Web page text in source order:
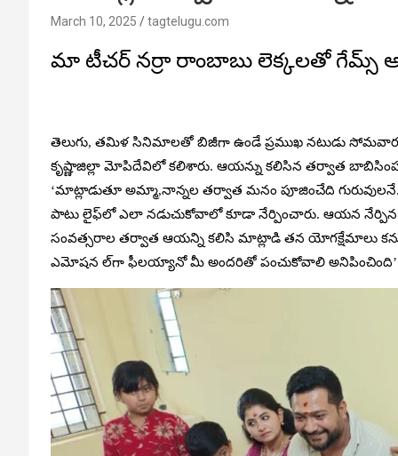
March 10, 2025 tagtelugu.com
మా టీచర్‌ నర్రా రాంబాబు లెక్కలతో గేమ్స్‌
తెలుగు, తమిళ సినిమాలతో బిజీగా ఉండే ప్రముఖ నటుడు
కృష్ణాజిల్లా మోపిదేవిలో కలిశారు. ఆయన్ను కలిసిన తర్వాత
‘మాట్లాడుతూ అమ్మా,నాన్నల తర్వాత మనం పూజించేది
పాటు లైఫ్‌లో ఎలా నడుచుకోవాలో కూడా నేర్పించారు. ఆయన నేర్పిన
సంవత్సరాల తర్వాత ఆయన్ని కలిసి మాట్లాడి తన యోగక్షేమాలు
ఎమోషన ల్‌గా ఫీలయ్యానో మీ అందరితో పంచుకోవాలి అనిపించింది’’